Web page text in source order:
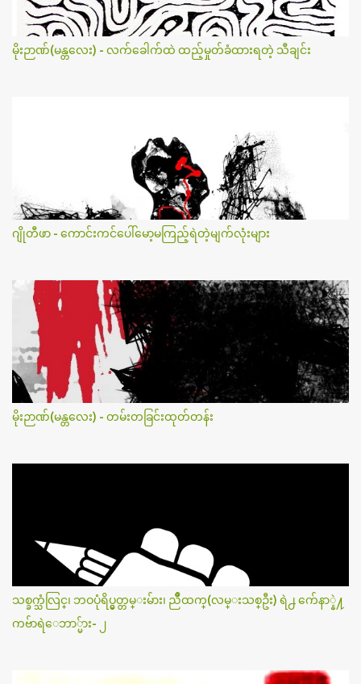
မိုးဉာဏ်(မန္တလေး) - လက်ခေါက်ထဲ ထည့်မှုတ်ခံထားရတဲ့ သီချင်း
ဂျိုတီဖာ - ကောင်းကင်ပေါ်မော့မကြည့်ရဲတဲ့မျက်လုံးများ
မိုးဉာဏ်(မန္တလေး) - တမ်းတခြင်းထုတ်တန်း
သစ္ခက္သံလြင္၊ ဘဝပုံရိပ္မွတ္တမ္းမ်ား၊ ညိဳထက္(လမ္းသစ္ဦး) ရဲ႕ က်ေနာ္နဲ႔
ကဗ်ာရဲေဘာ္မ်ား- ၂